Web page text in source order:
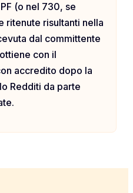
(o nel 730, se
ritenute risultanti nella
dal committente
con il
accredito dopo la
Redditi da parte